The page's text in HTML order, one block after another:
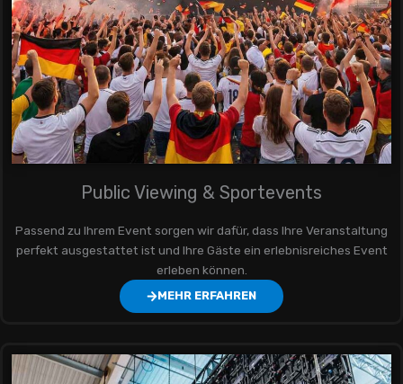
Public Viewing & Sportevents
Passend zu Ihrem Event sorgen wir dafür, dass Ihre Veranstaltung
perfekt ausgestattet ist und Ihre Gäste ein erlebnisreiches Event
erleben können.
MEHR ERFAHREN